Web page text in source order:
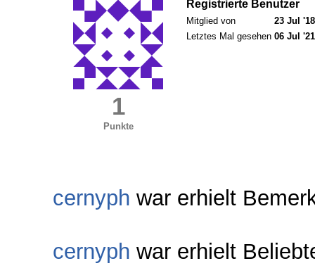
1
Punkte
Registrierte Benutzer
Mitglied von
23 Jul
Letztes Mal gesehen 06 Jul
cernyph war erhielt
cernyph war erhielt